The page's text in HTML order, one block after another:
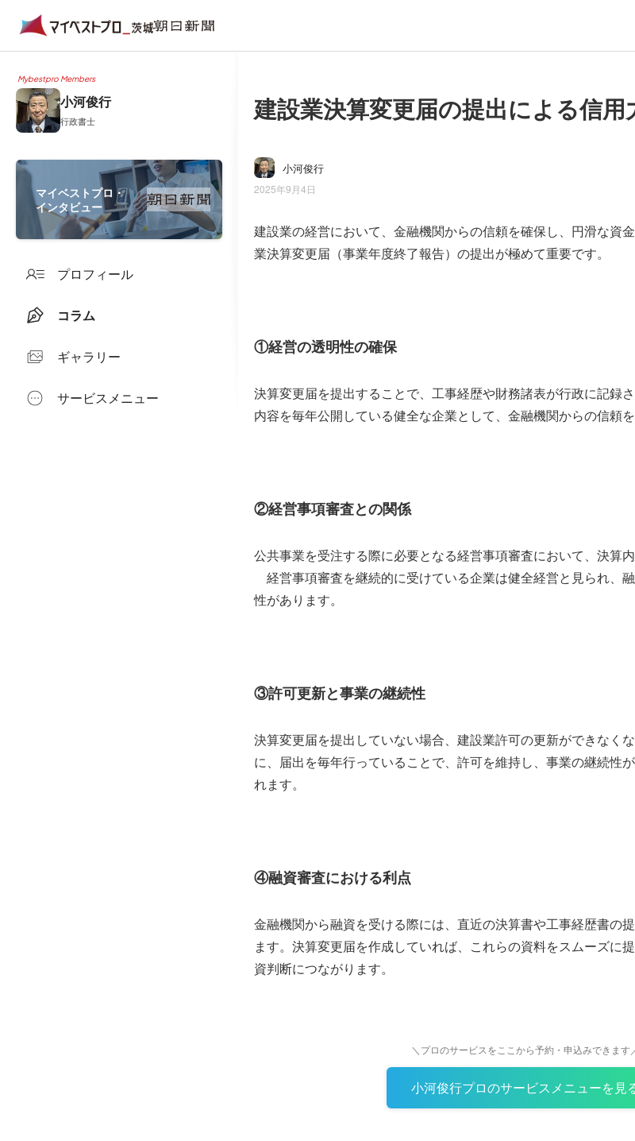
Mybestpro Members
小河俊行
行政書士
マイベストプロ・
インタビュー
プロフィール
コラム
ギャラリー
サービスメニュー
建設業決算変更届の提出による信
小河俊行
2025年9月4日
建設業の経営において、金融機関からの信頼を確保し、円滑な資
業決算変更届（事業年度終了報告）の提出が極めて重要です。
①経営の透明性の確保
決算変更届を提出することで、工事経歴や財務諸表が行政に記録
内容を毎年公開している健全な企業として、金融機関からの信頼を
②経営事項審査との関係
公共事業を受注する際に必要となる経営事項審査において、決算
経営事項審査を継続的に受けている企業は健全経営と見られ、
性があります。
③許可更新と事業の継続性
決算変更届を提出していない場合、建設業許可の更新ができなく
に、届出を毎年行っていることで、許可を維持し、事業の継続性
れます。
④融資審査における利点
金融機関から融資を受ける際には、直近の決算書や工事経歴書の
ます。決算変更届を作成していれば、これらの資料をスムーズに
資判断につながります。
＼プロのサービスをここから予約・申込みできます
小河俊行プロのサービスメニューを見